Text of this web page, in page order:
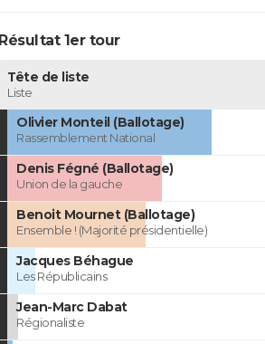
Résultat 1er tour
Tête de liste
Liste
Olivier Monteil (Ballotage)
Rassemblement National
Denis Fégné (Ballotage)
Union de la gauche
Benoit Mournet (Ballotage)
Ensemble ! (Majorité présidentielle)
Jacques Béhague
Les Républicains
Jean-Marc Dabat
Régionaliste